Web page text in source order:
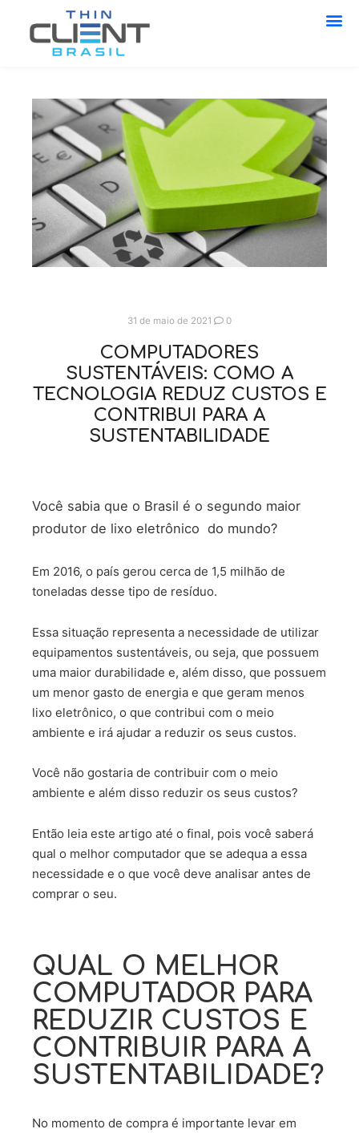
31 de maio de 2021 0
COMPUTADORES
SUSTENTÁVEIS: COMO A
TECNOLOGIA REDUZ CUSTOS E
CONTRIBUI PARA A
SUSTENTABILIDADE
Você sabia que o Brasil é o segundo maior
produtor de lixo eletrônico do mundo?
Em 2016, o país gerou cerca de 1,5 milhão de
toneladas desse tipo de resíduo.
Essa situação representa a necessidade de utilizar
equipamentos sustentáveis, ou seja, que possuem
uma maior durabilidade e, além disso, que possuem
um menor gasto de energia e que geram menos
lixo eletrônico, o que contribui com o meio
ambiente e irá ajudar a reduzir os seus custos.
Você não gostaria de contribuir com o meio
ambiente e além disso reduzir os seus custos?
Então leia este artigo até o final, pois você saberá
qual o melhor computador que se adequa a essa
necessidade e o que você deve analisar antes de
comprar o seu.
QUAL O MELHOR
COMPUTADOR PARA
REDUZIR CUSTOS E
CONTRIBUIR PARA A
SUSTENTABILIDADE?
No momento de compra é importante levar em